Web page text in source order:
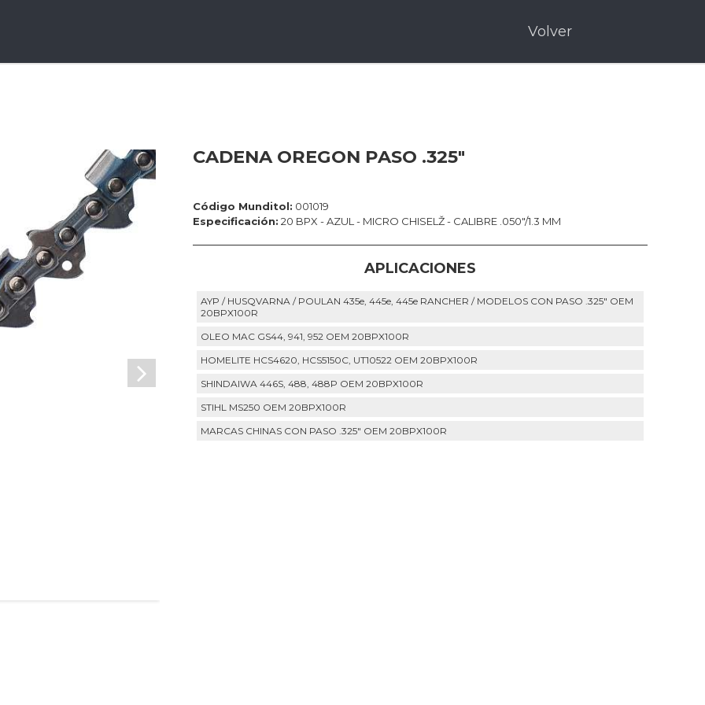
Volver
CADENA OREGON PASO .325"
Código Munditol: 001019
Especificación: 20 BPX - AZUL - MICRO CHISELŽ - CALIBRE .050"/1.3 MM
APLICACIONES
AYP / HUSQVARNA / POULAN 435e, 445e, 445e RANCHER / MODELOS CON PASO .325" OEM
20BPX100R
OLEO MAC GS44, 941, 952 OEM 20BPX100R
HOMELITE HCS4620, HCS5150C, UT10522 OEM 20BPX100R
SHINDAIWA 446S, 488, 488P OEM 20BPX100R
STIHL MS250 OEM 20BPX100R
MARCAS CHINAS CON PASO .325" OEM 20BPX100R